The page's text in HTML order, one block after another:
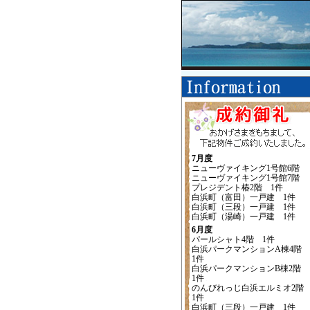
7月度
ニューヴァイキング1号館6階
ニューヴァイキング1号館7階
プレジデント椿2階 1件
白浜町（富田）一戸建 1件
白浜町（三段）一戸建 1件
白浜町（湯崎）一戸建 1件
6月度
パールシャト4階 1件
白浜パークマンションA棟4階
1件
白浜パークマンションB棟2階
1件
のんびれっじ白浜エルミオ2
1件
白浜町（三段）一戸建 1件